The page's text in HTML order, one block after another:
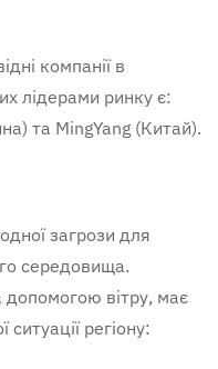
компанії в
лідерами ринку є:
та MingYang (Китай).
загрози для
середовища.
допомогою вітру, має
регіону: